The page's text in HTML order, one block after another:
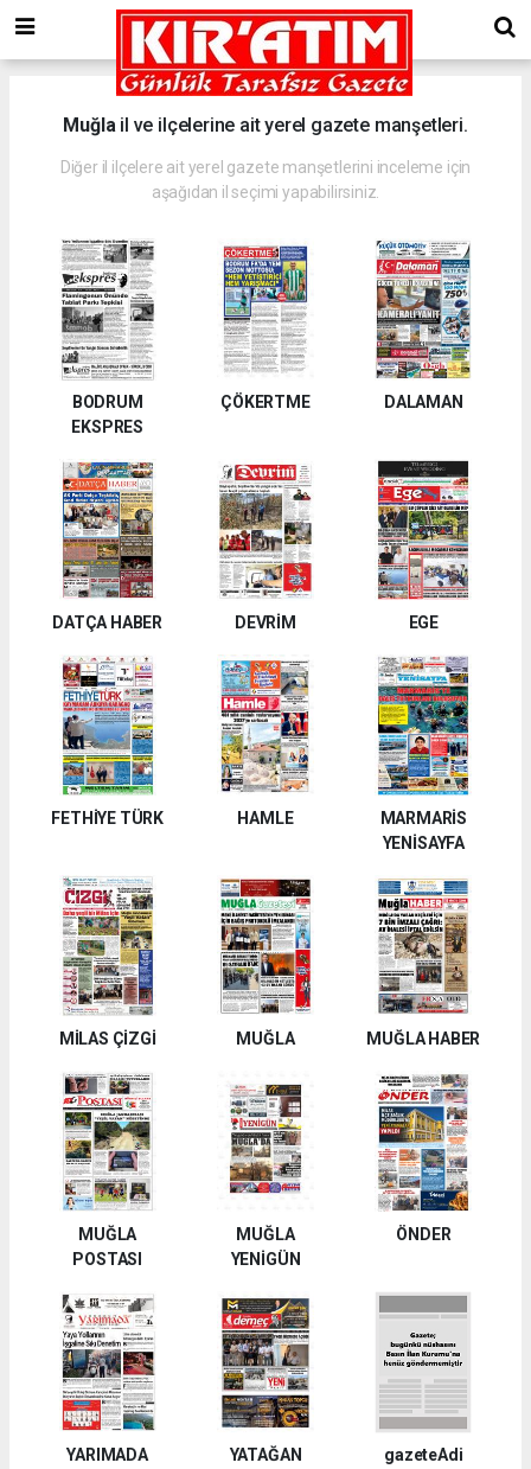
Muğlail ve ilçelerine ait yerel gazete manşetleri.
Diğer il ilçelere ait yerel gazete manşetlerini inceleme için
aşağıdan il seçimi yapabilirsiniz.
BODRUM
EKSPRES
ÇÖKERTME DALAMAN
DATÇA HABER DEVRİM EGE
FETHİYE TÜRK HAMLE
MARMARİS
YENİSAYFA
MİLAS ÇİZGİ MUĞLA MUĞLA HABER
MUĞLA
POSTASI
MUĞLA
YENİGÜN
ÖNDER
YARIMADA
YATAĞAN
gazeteAdi